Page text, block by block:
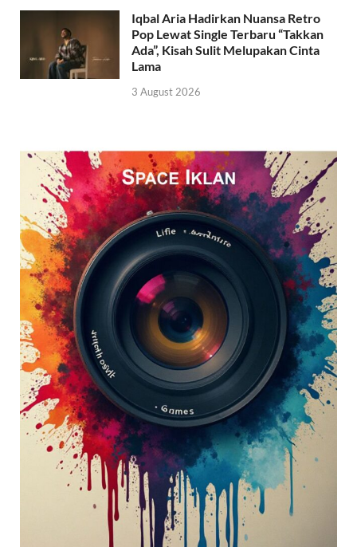
Iqbal Aria Hadirkan Nuansa Retro
Pop Lewat Single Terbaru “Takkan
Ada”, Kisah Sulit Melupakan Cinta
Lama
3 August 2026